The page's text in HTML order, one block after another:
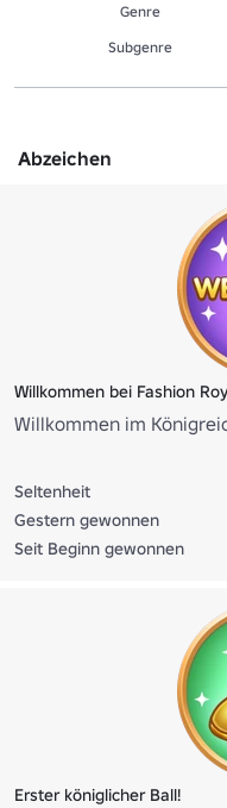
Genre
Sub­gen­re
Abzeichen
Willkommen bei Fashion
Willkommen im
Seltenheit
Gestern gewonnen
Seit Beginn gewonnen
Erster königlicher Ball!